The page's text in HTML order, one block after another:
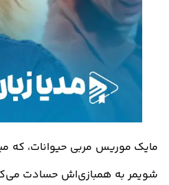
مایک موریس مربی حیوانات، که
شویمر به همبازی‌اش حسادت